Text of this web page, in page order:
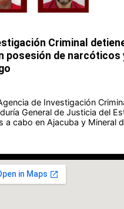
Criminal
posesión de narcóticos
de Investigación
General de Justicia del
a cabo en Ajacuba y Mineral